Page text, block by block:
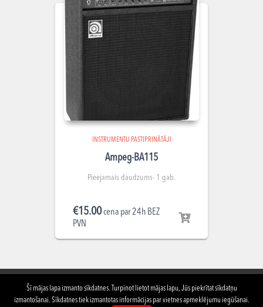
INSTRUMENTU PASTIPRINĀTĀJI
Ampeg-BA115
Pieejamais daudzums- 1 gab.
€15.00cena par 24h BEZ
PVN
PAR MUMS TELPU NOMA APRĪKOJUMA NOMA KONTAKTI
Šī mājas lapa izmanto sīkdatnes. Turpinot lietot mājas lapu, Jūs piekrītat sīkdatņu
izmantošanai. Sīkdatnes tiek izmantotas informācijas par vietnes apmeklējumu iegūšanai.